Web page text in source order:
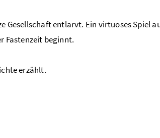
Gesellschaft entlarvt. Ein virtuoses Spiel
Fastenzeit beginnt.
erzählt.